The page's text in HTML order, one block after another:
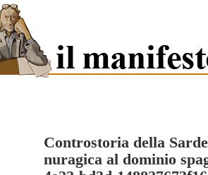
Controstoria della
nuragica al dominio